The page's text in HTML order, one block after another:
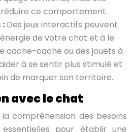
ce comportement.
:Des jeux interactifs peuvent
de votre chat et à le
cache-cache ou des jouets à
à se sentir plus stimulé et
de marquer son territoire.
avec le chat
compréhension des besoins
pour établir une